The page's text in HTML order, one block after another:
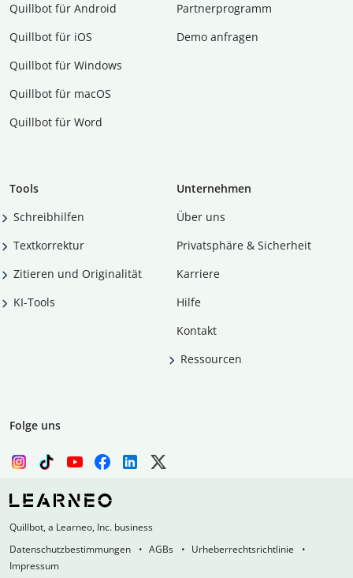
Quillbot für Android
Quillbot für iOS
Quillbot für Windows
Quillbot für macOS
Quillbot für Word
Partnerprogramm
Demo anfragen
Tools
Schreibhilfen
Textkorrektur
Zitieren und Originalität
KI-Tools
Unternehmen
Über uns
Privatsphäre & Sicherheit
Karriere
Hilfe
Kontakt
Ressourcen
Folge uns
Quillbot, a Learneo, Inc. business
Datenschutzbestimmungen
AGBs
Urheberrechtsrichtlinie
Impressum